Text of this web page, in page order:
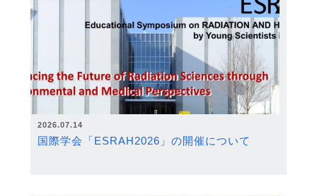
2026.07.14
国際学会「ESRAH2026」の開催について